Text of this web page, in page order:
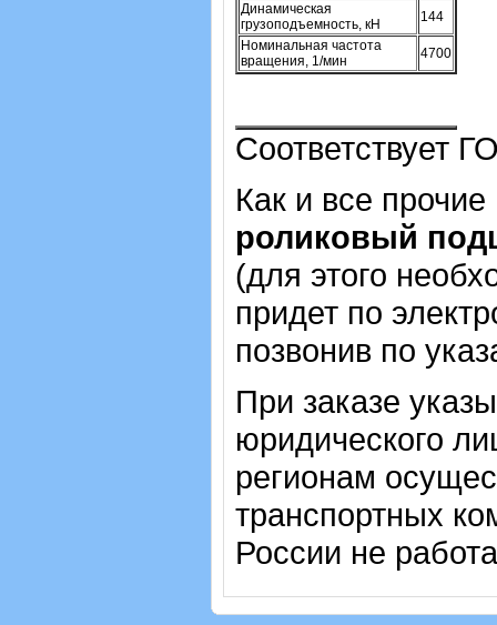
Динамическая
грузоподъемность, кН
144
Номинальная частота
вращения, 1/мин
4700
Соответствует
Как и все
роликовый
(для этого
придет по
позвонив по
При заказе
юридического
регионам
транспортных
России не